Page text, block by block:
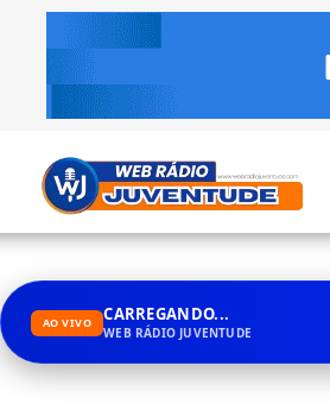
AO VIVO CARREGANDO...
WEB RÁDIO JUVENTUDE